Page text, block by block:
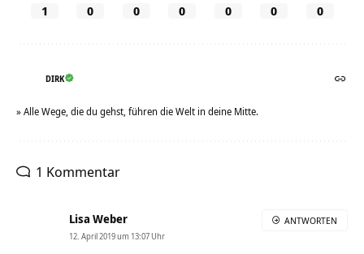
1 0 0 0 0 0 0
DIRK
» Alle Wege, die du gehst, führen die Welt in deine Mitte.
1 Kommentar
Lisa Weber
12. April 2019 um 13:07 Uhr
ANTWORTEN